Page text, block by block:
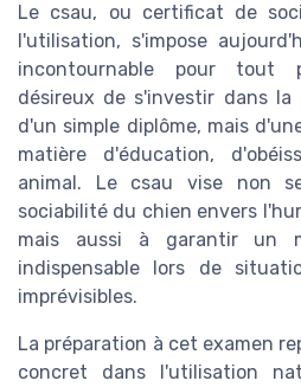
Le csau, ou certificat de
l'utilisation, s'impose
incontournable pour tout
désireux de s'investir dans la
d'un simple diplôme, mais
matière d'éducation,
animal. Le csau vise non
sociabilité du chien envers
mais aussi à garantir un
indispensable lors de
imprévisibles.
La préparation à cet examen
concret dans l'utilisation